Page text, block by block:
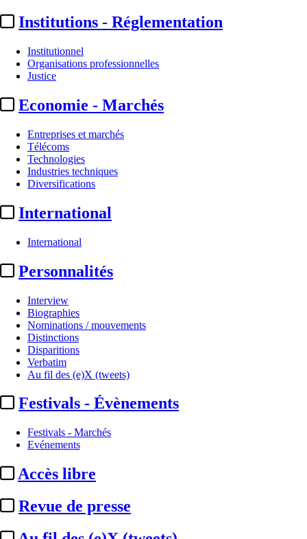
Institutions - Réglementation
Institutionnel
Organisations professionnelles
Justice
Economie - Marchés
Entreprises et marchés
Télécoms
Technologies
Industries techniques
Diversifications
International
International
Personnalités
Interview
Biographies
Nominations / mouvements
Distinctions
Disparitions
Verbatim
Au fil des (e)X (tweets)
Festivals - Évènements
Festivals - Marchés
Evénements
Accès libre
Revue de presse
Organisations professionnelles
APPS :AMP Visual TV et Stop